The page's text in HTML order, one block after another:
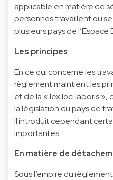
applicable en matière de
personnes travaillent ou
plusieurs pays de
Les principes
En ce qui concerne les
règlement maintient les
et de la « lex loci laboris »,
la législation du pays de
Il introduit cependant
importantes.
En matière de
Sous l’empire du